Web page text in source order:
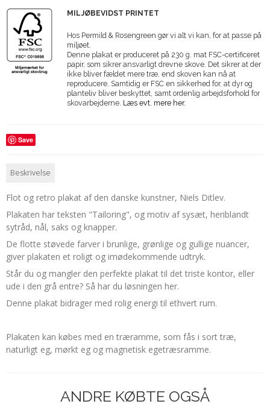
MILJØBEVIDST PRINTET
Hos Permild & Rosengreen gør vi alt vi kan, for at passe på
miljøet.
Denne plakat er produceret på 230 g. mat FSC-certificeret
papir, som sikrer ansvarligt drevne skove. Det sikrer at der
ikke bliver fældet mere træ, end skoven kan nå at
reproducere. Samtidig er FSC en sikkerhed for, at dyr og
planteliv bliver beskyttet, samt ordenlig arbejdsforhold for
skovarbejderne. Læs evt. mere her.
Save
Beskrivelse
Flot og retro plakat af den danske kunstner, Niels Ditlev.
Plakaten har teksten "Tailoring", og motiv af sysæt, heriblandt
sytråd, nål, saks og knapper.
De flotte støvede farver i brunlige, grønlige og gullige nuancer,
giver plakaten et roligt og imødekommende udtryk.
Står du og mangler den perfekte plakat til det triste kontor, eller
ude i den grå entre? Så har du løsningen her.
Denne plakat bidrager med rolig energi til ethvert rum.
Plakaten kan købes med en træramme, som fås i sort træ,
naturligt eg, mørkt eg og magnetisk egetræsramme.
ANDRE KØBTE OGSÅ